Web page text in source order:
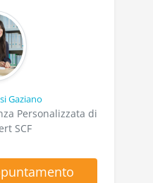
Gaziano
Personalizzata di
SCF